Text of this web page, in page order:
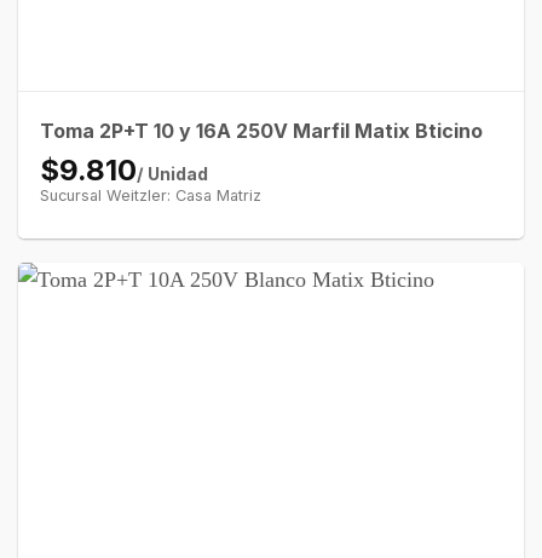
Toma 2P+T 10 y 16A 250V Marfil Matix Bticino
$9.810/ Unidad
Sucursal Weitzler: Casa Matriz